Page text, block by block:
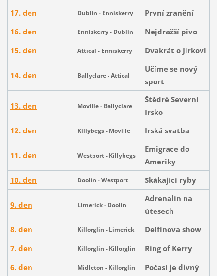
17. den
Dublin - Enniskerry
První zranění
16. den
Enniskerry - Dublin
Nejdražší pivo
15. den
Attical - Enniskerry Dvakrát o Jirkovi
14. den Ballyclare - Attical
Učíme se nový
sport
13. den Moville - Ballyclare
Štědré Severní
Irsko
12. den
Killybegs - Moville Irská svatba
11. den Westport - Killybegs
Emigrace do
Ameriky
10. den
Doolin - Westport Skákající ryby
9. den Limerick - Doolin
Adrenalin na
útesech
8. den
Killorglin - Limerick
Delfínova show
7. den
Killorglin - Killorglin
Ring of Kerry
6. den
Midleton - Killorglin Počasí je divný